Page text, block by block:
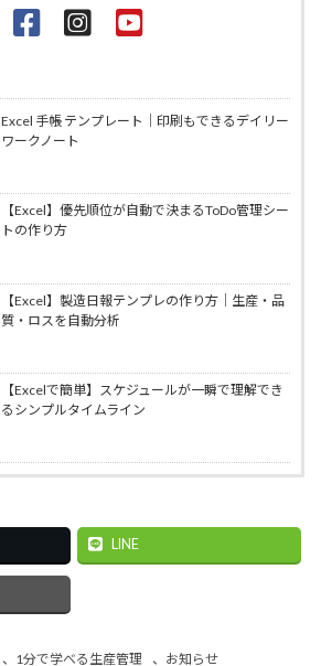
Excel 手帳 テンプレート｜印刷もできるデイリー
ワークノート
【Excel】優先順位が自動で決まるToDo管理シー
トの作り方
【Excel】製造日報テンプレの作り方｜生産・品
質・ロスを自動分析
【Excelで簡単】スケジュールが一瞬で理解でき
るシンプルタイムライン
LINE
、 1分で学べる生産管理 、 お知らせ